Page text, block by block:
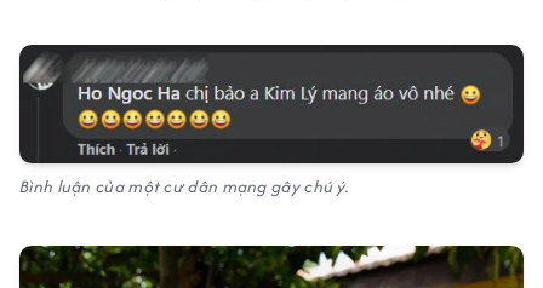
Bình luận của một cư dân mạng gây chú ý.